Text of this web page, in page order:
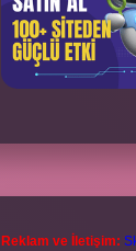
Reklam ve İletişim: